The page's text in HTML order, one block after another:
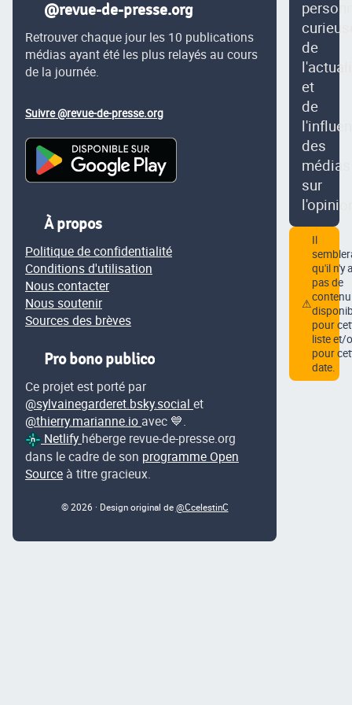
@revue-de-presse.org
Retrouver chaque jour les 10 publications
médias ayant été les plus relayés au cours
de la journée.
Suivre @revue-de-presse.org
À propos
Politique de confidentialité
Conditions d'utilisation
Nous contacter
Nous soutenir
Sources des brèves
Pro bono publico
Ce projet est porté par
@sylvainegarderet.bsky.social et
@thierry.marianne.io avec 💙.
Netlify héberge revue-de-presse.org
dans le cadre de son programme Open
Source à titre gracieux.
© 2026 · Design original de @CcelestinC
de
et
de
des
médias
sur
⚠
Il
qu'il n'y a
pas de
contenu
pour
liste et/
pour
date.